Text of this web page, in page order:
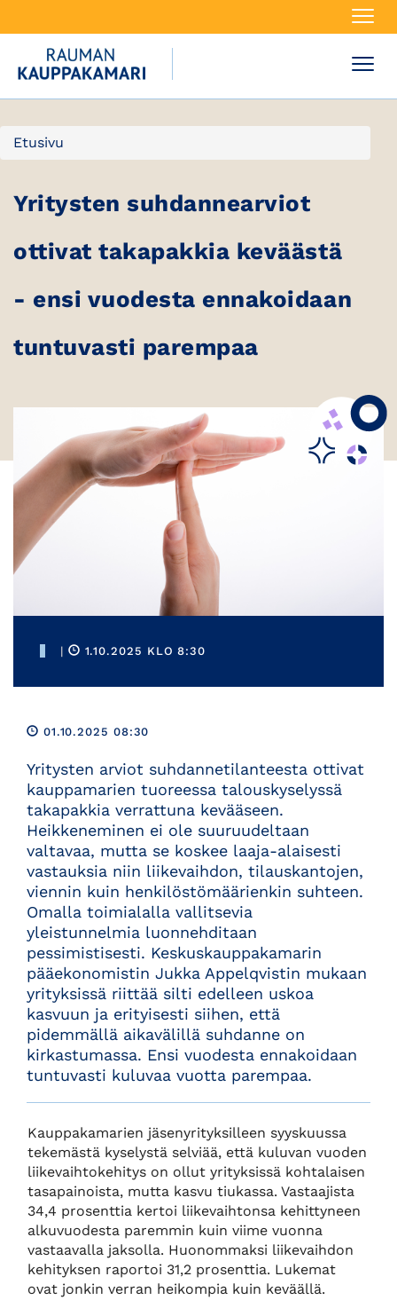
Etusivu
Yritysten suhdannearviot
ottivat takapakkia keväästä
- ensi vuodesta ennakoidaan
tuntuvasti parempaa
| 1.10.2025 KLO 8:30
01.10.2025 08:30
Yritysten arviot suhdannetilanteesta ottivat
kauppamarien tuoreessa talouskyselyssä
takapakkia verrattuna kevääseen.
Heikkeneminen ei ole suuruudeltaan
valtavaa, mutta se koskee laaja-alaisesti
vastauksia niin liikevaihdon, tilauskantojen,
viennin kuin henkilöstömäärienkin suhteen.
Omalla toimialalla vallitsevia
yleistunnelmia luonnehditaan
pessimistisesti. Keskuskauppakamarin
pääekonomistin Jukka Appelqvistin mukaan
yrityksissä riittää silti edelleen uskoa
kasvuun ja erityisesti siihen, että
pidemmällä aikavälillä suhdanne on
kirkastumassa. Ensi vuodesta ennakoidaan
tuntuvasti kuluvaa vuotta parempaa.
Kauppakamarien jäsenyrityksilleen syyskuussa
tekemästä kyselystä selviää, että kuluvan vuoden
liikevaihtokehitys on ollut yrityksissä kohtalaisen
tasapainoista, mutta kasvu tiukassa. Vastaajista
34,4 prosenttia kertoi liikevaihtonsa kehittyneen
alkuvuodesta paremmin kuin viime vuonna
vastaavalla jaksolla. Huonommaksi liikevaihdon
kehityksen raportoi 31,2 prosenttia. Lukemat
ovat jonkin verran heikompia kuin keväällä.